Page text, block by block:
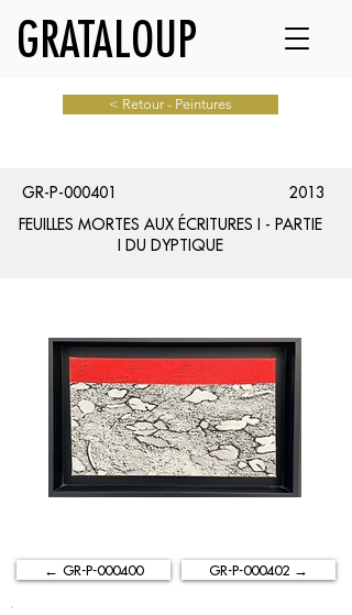
GRATALOUP
< Retour - Peintures
GR-P-000401
2013
FEUILLES MORTES AUX ÉCRITURES I - PARTIE
I DU DYPTIQUE
← GR-P-000400 GR-P-000402 →